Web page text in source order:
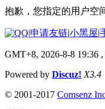
抱歉，您指定的用户空
|申请友链|小黑屋|
GMT+8, 2026-8-8 19:36
Powered by Discuz! X3.4
© 2001-2017 Comsenz